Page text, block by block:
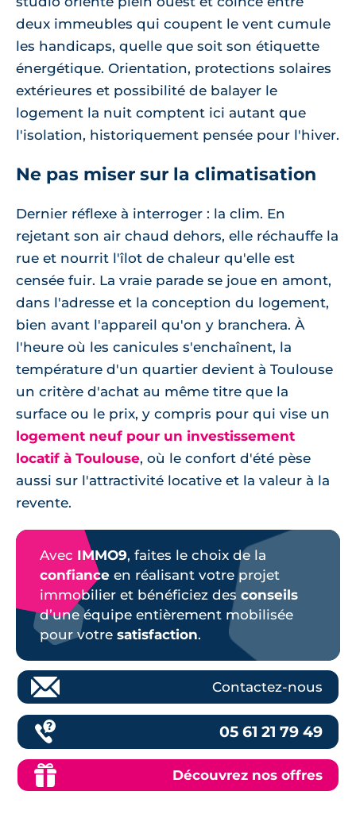
deux immeubles qui coupent le vent cumule
les handicaps, quelle que soit son étiquette
énergétique. Orientation, protections solaires
extérieures et possibilité de balayer le
logement la nuit comptent ici autant que
l'isolation, historiquement pensée pour l'hiver.
Ne pas miser sur la climatisation
Dernier réflexe à interroger : la clim. En
rejetant son air chaud dehors, elle réchauffe la
rue et nourrit l'îlot de chaleur qu'elle est
censée fuir. La vraie parade se joue en amont,
dans l'adresse et la conception du logement,
bien avant l'appareil qu'on y branchera. À
l'heure où les canicules s'enchaînent, la
température d'un quartier devient à Toulouse
un critère d'achat au même titre que la
surface ou le prix, y compris pour qui vise un
logement neuf pour un investissement
locatif à Toulouse, où le confort d'été pèse
aussi sur l'attractivité locative et la valeur à la
revente.
Avec IMMO9, faites le choix de la
confiance en réalisant votre projet
immobilier et bénéficiez des conseils
d’une équipe entièrement mobilisée
pour votre satisfaction.
Contactez-nous
05 61 21 79 49
Découvrez nos offres